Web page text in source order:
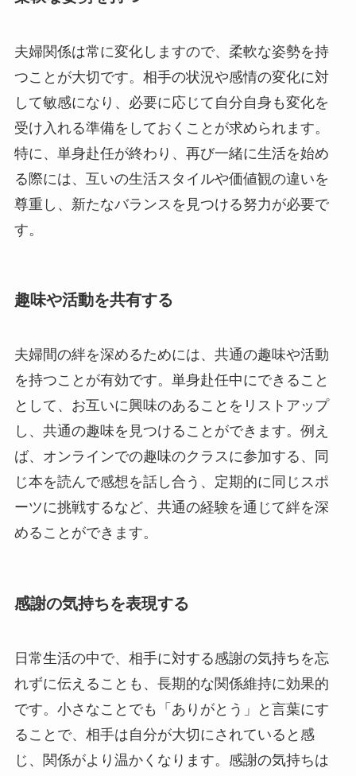
夫婦関係は常に変化しますので、柔軟な姿勢を持
つことが大切です。相手の状況や感情の変化に対
して敏感になり、必要に応じて自分自身も変化を
受け入れる準備をしておくことが求められます。
特に、単身赴任が終わり、再び一緒に生活を始め
る際には、互いの生活スタイルや価値観の違いを
尊重し、新たなバランスを見つける努力が必要で
す。
趣味や活動を共有する
夫婦間の絆を深めるためには、共通の趣味や活動
を持つことが有効です。単身赴任中にできること
として、お互いに興味のあることをリストアップ
し、共通の趣味を見つけることができます。例え
ば、オンラインでの趣味のクラスに参加する、同
じ本を読んで感想を話し合う、定期的に同じスポ
ーツに挑戦するなど、共通の経験を通じて絆を深
めることができます。
感謝の気持ちを表現する
日常生活の中で、相手に対する感謝の気持ちを忘
れずに伝えることも、長期的な関係維持に効果的
です。小さなことでも「ありがとう」と言葉にす
ることで、相手は自分が大切にされていると感
じ、関係がより温かくなります。感謝の気持ちは